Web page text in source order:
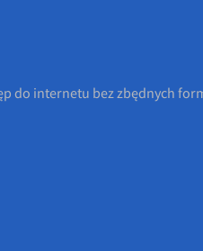
do internetu bez zbędnych